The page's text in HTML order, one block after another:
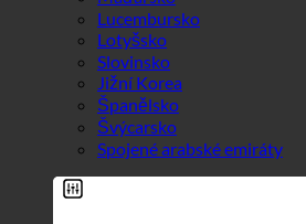
Obecné filtry
Exakte Übereinstimmung
Efekt 7 v 1